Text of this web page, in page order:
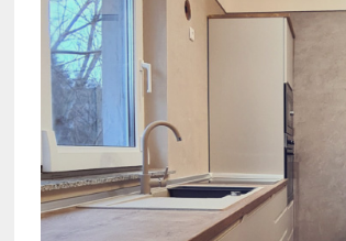
Alati i pribor Vrt i okućnica